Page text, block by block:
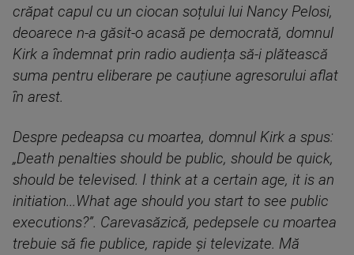
crăpat capul cu un ciocan soțului lui Nancy Pelosi,
deoarece n-a găsit-o acasă pe democrată, domnul
Kirk a îndemnat prin radio audiența să-i plătească
suma pentru eliberare pe cauțiune agresorului aflat
în arest.
Despre pedeapsa cu moartea, domnul Kirk a spus:
„Death penalties should be public, should be quick,
should be televised. I think at a certain age, it is an
initiation...What age should you start to see public
executions?”. Carevasăzică, pedepsele cu moartea
trebuie să fie publice, rapide și televizate. Mă